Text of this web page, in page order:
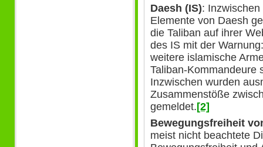
Daesh (IS):
Elemente von Daesh
die Taliban auf ihrer
des IS mit der
weitere islamische
Taliban-Kommandeure
Inzwischen wurden
Zusammenstöße
gemeldet. [2]
Bewegungsfreiheit
meist nicht beachtete